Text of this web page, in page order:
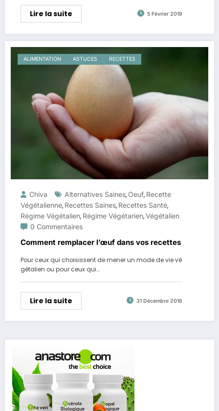
Lire la suite 5 Février 2019
ALIMENTATION ASTUCES RECETTES
Chiva Alternatives Saines, Oeuf, Recette
Végétalienne, Recettes Saines, Recettes Santé,
Régime Végétalien, Régime Végétarien,Végétalien
0 Commentaires
Comment remplacer l’œuf dans vos recettes
Pour ceux qui choisissent de mener un mode de vie vé
gétalien ou pour ceux qui…
Lire la suite 31 Décembre 2016